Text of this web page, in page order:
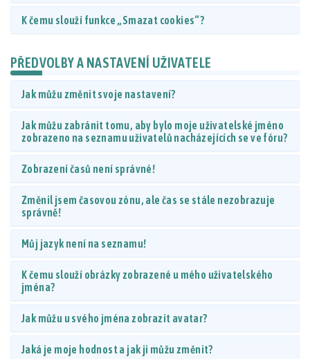
K čemu slouží funkce „Smazat cookies“?
PŘEDVOLBY A NASTAVENÍ UŽIVATELE
Jak můžu změnit svoje nastavení?
Jak můžu zabránit tomu, aby bylo moje uživatelské jméno
zobrazeno na seznamu uživatelů nacházejících se ve fóru?
Zobrazení časů není správné!
Změnil jsem časovou zónu, ale čas se stále nezobrazuje
správně!
Můj jazyk není na seznamu!
K čemu slouží obrázky zobrazené u mého uživatelského
jména?
Jak můžu u svého jména zobrazit avatar?
Jaká je moje hodnost a jak ji můžu změnit?